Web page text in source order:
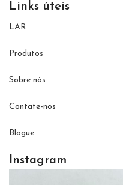
Links úteis
LAR
Produtos
Sobre nós
Contate-nos
Blogue
Instagram